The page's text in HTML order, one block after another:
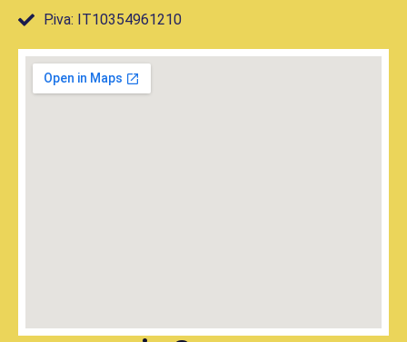
P.iva: IT10354961210